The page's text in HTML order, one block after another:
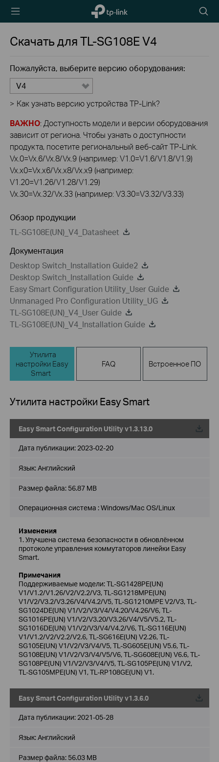
TP-Link,
Reliably
icon
Скачать дляTL-SG108EV4
Пожалуйста, выберите версию оборудования:
V4
> Как узнать версию устройства TP-Link?
ВАЖНО: Доступность модели и версии оборудования
зависит от региона. Чтобы узнать о доступности
продукта, посетите региональный веб-сайт TP-Link.
Vx.0=Vx.6/Vx.8/Vx.9 (например: V1.0=V1.6/V1.8/V1.9)
Vx.x0=Vx.x6/Vx.x8/Vx.x9 (например:
V1.20=V1.26/V1.28/V1.29)
Vx.30=Vx.32/Vx.33 (например: V3.30=V3.32/V3.33)
Обзор продукции
TL-SG108E(UN)_V4_Datasheet
Документация
Desktop Switch_Installation Guide2
Desktop Switch_Installation Guide
Easy Smart Configuration Utility_User Guide
Unmanaged Pro Configuration Utility_UG
TL-SG108E(UN)_V4_User Guide
TL-SG108E(UN)_V4_Installation Guide
Утилита
настройки Easy
Smart
FAQ Встроенное ПО
Утилита настройки Easy Smart
Easy Smart Configuration Utility v1.3.13.0
Дата публикации: 2023-02-20
Язык:Английский
Размер файла: 56.87 MB
Операционная система : Windows/Mac OS/Linux
Изменения
1. Улучшена система безопасности в обновлённом
протоколе управления коммутаторов линейки Easy
Smart.
Примечания
Поддерживаемые модели: TL-SG1428PE(UN)
V1/V1.2/V1.26/V2/V2.2/V3, TL-SG1218MPE(UN)
V1/V2/V3.2/V3.26/V4/V4.2/V5, TL-SG1210MPE V2/V3, TL-
SG1024DE(UN) V1/V2/V3/V4/V4.20/V4.26/V6, TL-
SG1016PE(UN) V1/V2/V3.20/V3.26/V4/V5/V5.2, TL-
SG1016DE(UN) V1/V2/V3/V4/V4.2/V6, TL-SG116E(UN)
V1/V1.2/V2/V2.2/V2.6, TL-SG616E(UN) V2.26, TL-
SG105E(UN) V1/V2/V3/V4/V5, TL-SG605E(UN) V5.6, TL-
SG108E(UN) V1/V2/V3/V4/V5/V6, TL-SG608E(UN) V6.6, TL-
SG108PE(UN) V1/V2/V3/V4/V5, TL-SG105PE(UN) V1/V2,
TL-SG105MPE(UN) V1, TL-RP108GE(UN) V1.
Easy Smart Configuration Utility v1.3.6.0
Дата публикации: 2021-05-28
Язык:Английский
Размер файла: 56.03 MB